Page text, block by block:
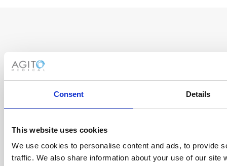
Consent Details
This website uses cookies
We use cookies to personalise content and ads, to provide
traffic. We also share information about your use of our site
ÜBER UNS